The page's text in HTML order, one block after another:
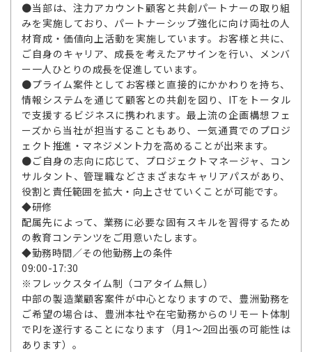
●当部は、注力アカウント顧客と共創パートナーの取り組
みを実施しており、パートナーシップ強化に向け両社の人
材育成・価値向上活動を実施しています。お客様と共に、
ご自身のキャリア、成長を考えたアサインを行い、メンバ
ー一人ひとりの成長を促進しています。
●プライム案件としてお客様と直接的にかかわりを持ち、
情報システムを通じて顧客との共創を図り、ITをトータル
で支援するビジネスに携われます。最上流の企画構想フェ
ーズから当社が担当することもあり、一気通貫でのプロジ
ェクト推進・マネジメント力を高めることが出来ます。
●ご自身の志向に応じて、プロジェクトマネージャ、コン
サルタント、管理職などさまざまなキャリアパスがあり、
役割と責任範囲を拡大・向上させていくことが可能です。
◆研修
配属先によって、業務に必要な固有スキルを習得するため
の教育コンテンツをご用意いたします。
◆勤務時間／その他勤務上の条件
09:00-17:30
※フレックスタイム制（コアタイム無し）
中部の製造業顧客案件が中心となりますので、豊洲勤務を
ご希望の場合は、豊洲本社や在宅勤務からのリモート体制
でPJを遂行することになります（月1～2回出張の可能性は
あります）。